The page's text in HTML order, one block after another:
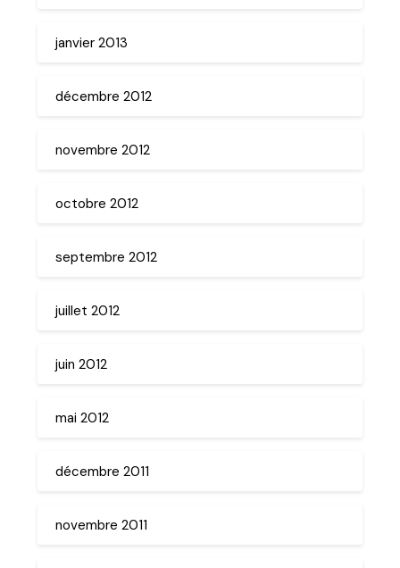
janvier 2013
décembre 2012
novembre 2012
octobre 2012
septembre 2012
juillet 2012
juin 2012
mai 2012
décembre 2011
novembre 2011